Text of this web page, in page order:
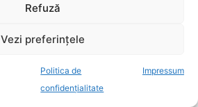
Refuză
Vezi preferințele
Politica de
confidențialitate
Impressum